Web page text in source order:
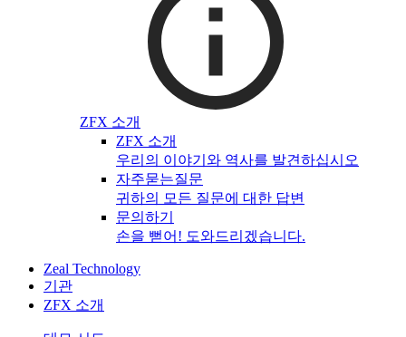
ZFX 소개
ZFX 소개
우리의 이야기와 역사를 발견하십시오
자주묻는질문
귀하의 모든 질문에 대한 답변
문의하기
손을 뻗어! 도와드리겠습니다.
Zeal Technology
기관
ZFX 소개